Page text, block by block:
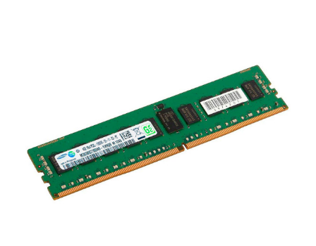
Контролери RAID
Кулери та системи охолодження
Корпуси
Кошики та салазки для жорстких дисків
Рейки та кріплення